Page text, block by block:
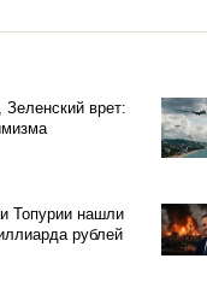
Зеленский врет:
Топурии нашли
рублей